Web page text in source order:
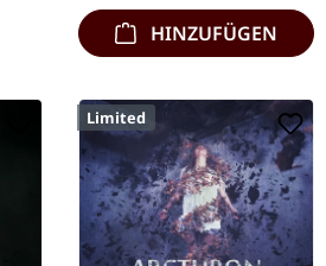
HINZUFÜGEN
Limited